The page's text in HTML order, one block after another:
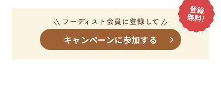
キャンペーンに参加する